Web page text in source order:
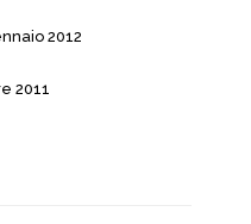
2012
2011